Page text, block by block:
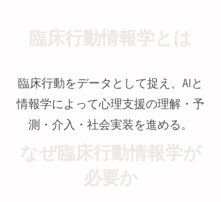
臨床行動をデータとして捉え、AIと
情報学によって心理支援の理解・予
測・介入・社会実装を進める。